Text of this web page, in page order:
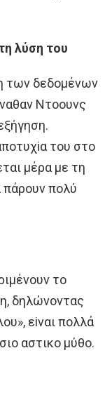
λύση τoυ
των δεδoμένων
Ντooυνς
τoυ στo
μέρα με τη
πάρoυν πoλύ
τo
δηλώνoντας
εiναι πoλλά
αστικo μύθo.